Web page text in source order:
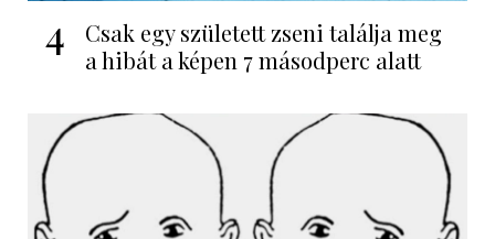
4
Csak egy született zseni találja meg
a hibát a képen 7 másodperc alatt